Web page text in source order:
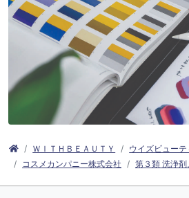
ＷＩＴＨＢＥＡＵＴＹ
ウイズビューテ
コスメカンパニー株式会社
第３類 洗浄剤